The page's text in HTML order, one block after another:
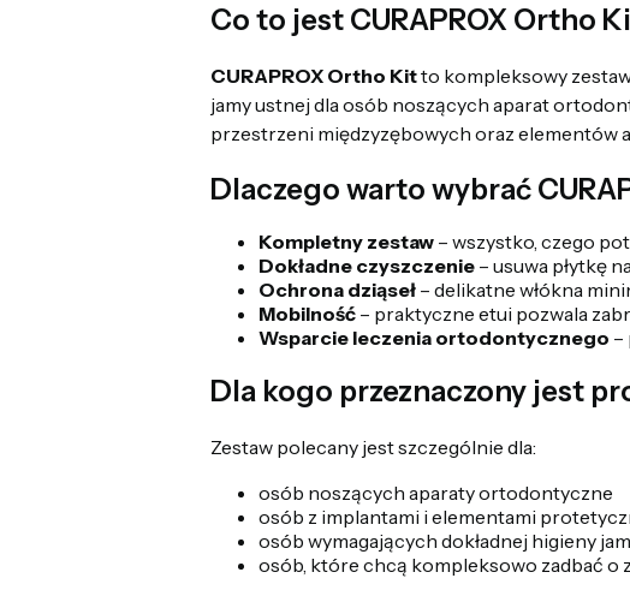
Co to jest CURAPROX Ortho
CURAPROX Ortho Kitto kompleksowy
jamy ustnej dla osób noszących aparat
przestrzeni międzyzębowych oraz elementów
Dlaczego warto wybrać
Kompletny zestaw– wszystko, czego
Dokładne czyszczenie– usuwa płytkę
Ochrona dziąseł– delikatne włókna
Mobilność– praktyczne etui pozwala
Wsparcie leczenia ortodontycznego –
Dla kogo przeznaczony jest
Zestaw polecany jest szczególnie dla:
osób noszących aparaty ortodontyczne
osób z implantami i elementami
osób wymagających dokładnej higieny
osób, które chcą kompleksowo zadbać o